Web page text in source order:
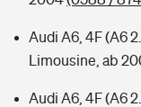
Audi A6, 4F (A6
Limousine, ab
Audi A6, 4F (A6